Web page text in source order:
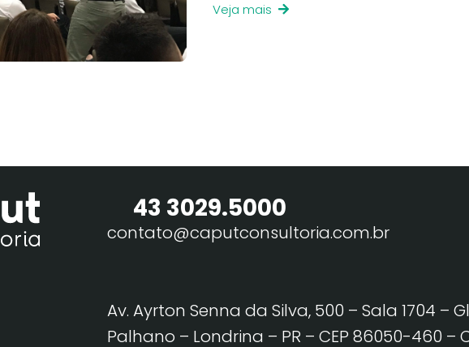
Veja mais
43 3029.5000
contato@caputconsultoria.com.br
Av. Ayrton Senna da Silva, 500 – Sala 1704 –
Palhano – Londrina – PR – CEP 86050-460 –